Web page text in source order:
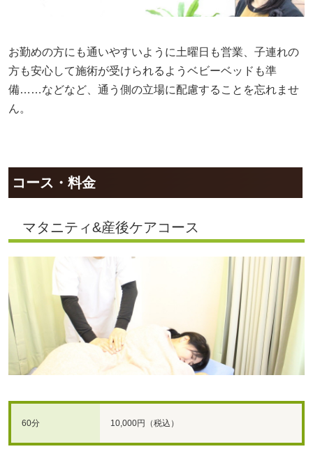
お勤めの方にも通いやすいように土曜日も営業、子連れの
方も安心して施術が受けられるようベビーベッドも準
備……などなど、通う側の立場に配慮することを忘れませ
ん。
コース・料金
マタニティ&産後ケアコース
60分 10,000円（税込）